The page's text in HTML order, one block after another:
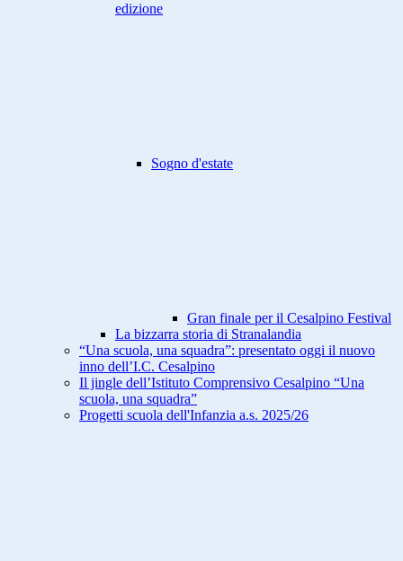
edizione
Sogno d'estate
Gran finale per il Cesalpino Festival
La bizzarra storia di Stranalandia
“Una scuola, una squadra”: presentato oggi il nuovo
inno dell’I.C. Cesalpino
Il jingle dell’Istituto Comprensivo Cesalpino “Una
scuola, una squadra”
Progetti scuola dell'Infanzia a.s. 2025/26